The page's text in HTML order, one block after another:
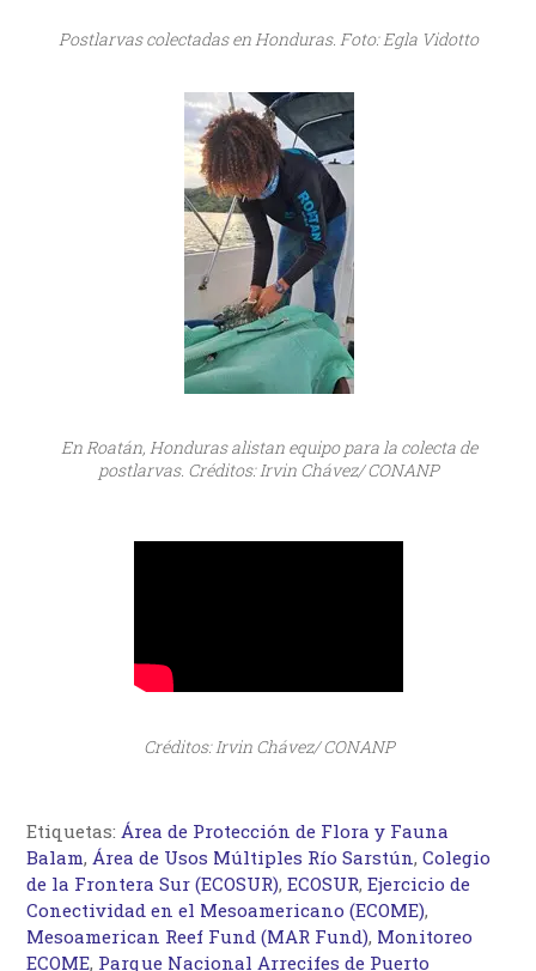
Postlarvas colectadas en Honduras. Foto: Egla Vidotto
En Roatán, Honduras alistan equipo para la colecta de
postlarvas. Créditos: Irvin Chávez/ CONANP
Créditos: Irvin Chávez/ CONANP
Etiquetas: Área de Protección de Flora y Fauna
Balam, Área de Usos Múltiples Río Sarstún,Colegio
de la Frontera Sur (ECOSUR),ECOSUR,Ejercicio de
Conectividad en el Mesoamericano (ECOME),
Mesoamerican Reef Fund (MAR Fund), Monitoreo
ECOME, Parque Nacional Arrecifes de Puerto